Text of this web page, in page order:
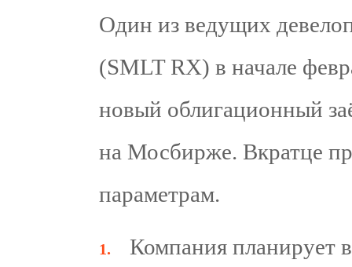
Один из ведущих
(SMLT RX) в начале
новый облигационный
на Мосбирже. Вкратце
параметрам.
Компания планирует